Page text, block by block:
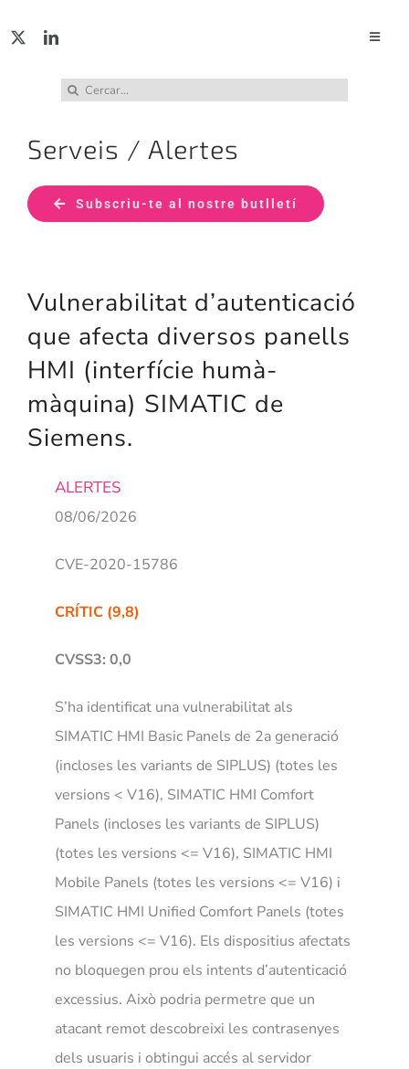
to
Toggle
Cerca
Serveis / Alertes
Subscriu-te al nostre butlletí
Vulnerabilitat d’autenticació
que afecta diversos panells
HMI (interfície humà-
màquina) SIMATIC de
Siemens.
ALERTES
08/06/2026
CVE-2020-15786
CRÍTIC (9,8)
CVSS3: 0,0
S’ha identificat una vulnerabilitat als
SIMATIC HMI Basic Panels de 2a generació
(incloses les variants de SIPLUS) (totes les
versions < V16), SIMATIC HMI Comfort
Panels (incloses les variants de SIPLUS)
(totes les versions <= V16), SIMATIC HMI
Mobile Panels (totes les versions <= V16) i
SIMATIC HMI Unified Comfort Panels (totes
les versions <= V16). Els dispositius afectats
no bloquegen prou els intents d’autenticació
excessius. Això podria permetre que un
atacant remot descobreixi les contrasenyes
dels usuaris i obtingui accés al servidor